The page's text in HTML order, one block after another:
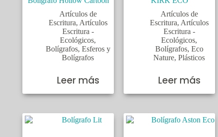
Artículos de
Escritura, Artículos
Escritura -
Ecológicos,
Bolígrafos, Esferos y
Bolígrafos
Leer más
Artículos de
Escritura, Artículos
Escritura -
Ecológicos,
Bolígrafos, Eco
Nature, Plásticos
Leer más